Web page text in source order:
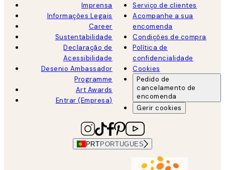
Imprensa
Informações Legais
Career
Sustentabilidade
Declaração de
Acessibilidade
Desenio Ambassador
Programme
Art Awards
Entrar (Empresa)
Serviço de clientes
Acompanhe a sua
encomenda
Condições de compra
Política de
confidencialidade
Cookies
Pedido de
cancelamento de
encomenda
Gerir cookies
PRT PORTUGUES